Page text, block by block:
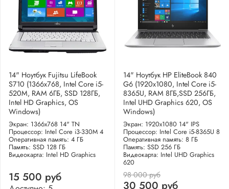
14" Ноутбук Fujitsu LifeBook
S710 (1366x768, Intel Core i5-
520M, RAM 6ГБ, SSD 128ГБ,
Intel HD Graphics, OS
Windows)
Экран: 1366x768 14" TN
Процессор: Intel Core i3-330M 4
Оперативная память: 4 ГБ
Память: SSD 128 ГБ
Видеокарта: Intel HD Graphics
15 500 руб
14" Ноутбук HP EliteBook 840
G6 (1920x1080, Intel Core i5-
8365U, RAM 8ГБ,SSD 256ГБ,
Intel UHD Graphics 620, OS
Windows)
Экран: 1920x1080 14" IPS
Процессор: Intel Core i5-8365U 8
Оперативная память: 8 ГБ
Память: SSD 256 ГБ
Видеокарта: Intel UHD Graphics
620
98 000 руб
30 500 руб